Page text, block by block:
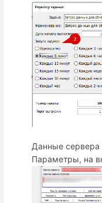
Данные
Параметры, на